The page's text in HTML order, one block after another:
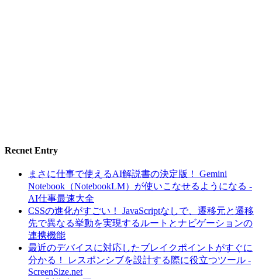
Recnet Entry
まさに仕事で使えるAI解説書の決定版！ Gemini
Notebook（NotebookLM）が使いこなせるようになる -
AI仕事最速大全
CSSの進化がすごい！ JavaScriptなしで、遷移元と遷移
先で異なる挙動を実現するルートとナビゲーションの
連携機能
最近のデバイスに対応したブレイクポイントがすぐに
分かる！ レスポンシブを設計する際に役立つツール -
ScreenSize.net